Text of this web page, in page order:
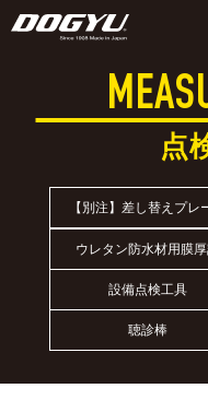
点
【別注】差し替えプレ
ウレタン防水材用膜
設備点検工具
聴診棒